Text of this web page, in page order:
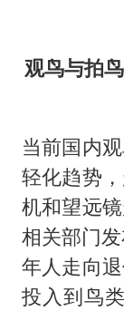
观鸟与拍
当前国内
轻化趋势
机和望远
相关部门
年人走向
投入到鸟